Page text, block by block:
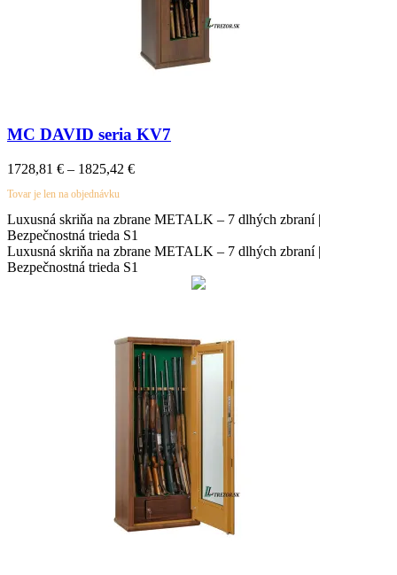
MC DAVID seria KV7
1728,81 € – 1825,42 €
Tovar je len na objednávku
Luxusná skriňa na zbrane METALK – 7 dlhých zbraní |
Bezpečnostná trieda S1
Luxusná skriňa na zbrane METALK – 7 dlhých zbraní |
Bezpečnostná trieda S1